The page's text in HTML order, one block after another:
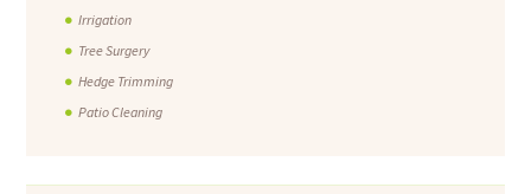
Irrigation
Tree Surgery
Hedge Trimming
Patio Cleaning